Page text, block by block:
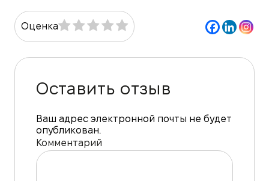
Оценка
Оставить отзыв
Ваш адрес электронной почты не будет
опубликован.
Комментарий